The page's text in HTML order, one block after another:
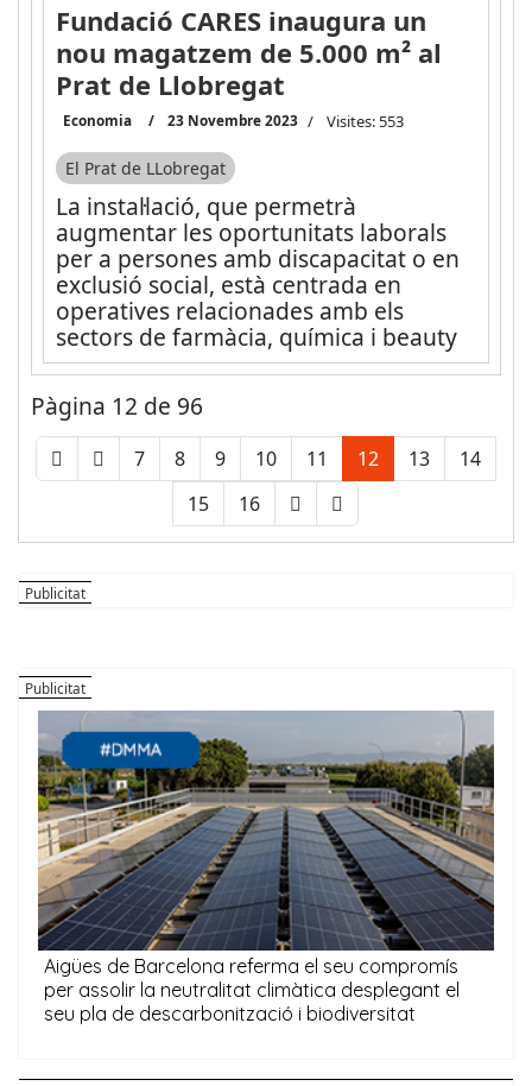
Fundació CARES inaugura un
nou magatzem de 5.000 m² al
Prat de Llobregat
Economia 23 Novembre 2023 Visites: 553
El Prat de LLobregat
La instal·lació, que permetrà
augmentar les oportunitats laborals
per a persones amb discapacitat o en
exclusió social, està centrada en
operatives relacionades amb els
sectors de farmàcia, química i beauty
Pàgina 12 de 96
7 8 9 10 11 12 13
14
15
16